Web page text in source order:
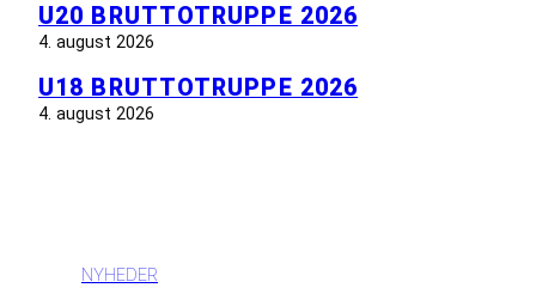
U20 BRUTTOTRUPPE 2026
4. august 2026
U18 BRUTTOTRUPPE 2026
4. august 2026
NYHEDER